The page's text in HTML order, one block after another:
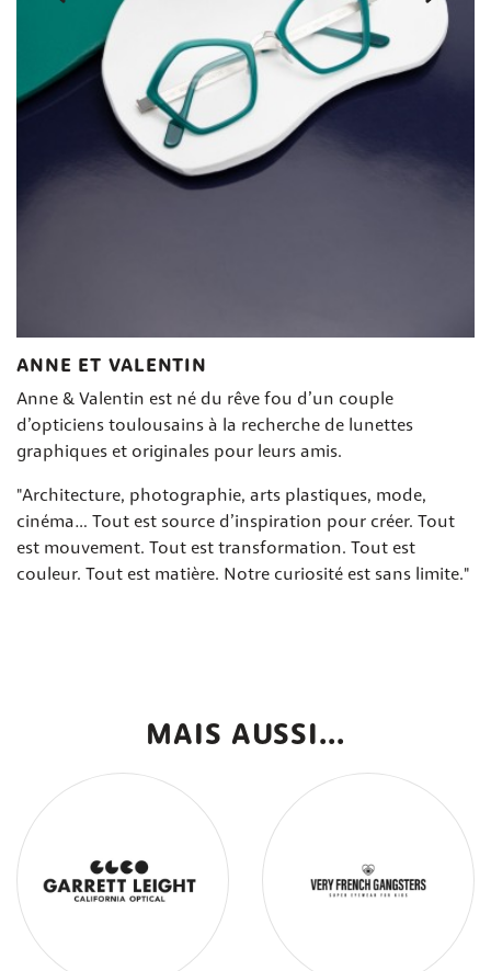
ANNE ET VALENTIN
Anne & Valentin est né du rêve fou d’un couple
d’opticiens toulousains à la recherche de lunettes
graphiques et originales pour leurs amis.
"Architecture, photographie, arts plastiques, mode,
cinéma… Tout est source d’inspiration pour créer. Tout
est mouvement. Tout est transformation. Tout est
couleur. Tout est matière. Notre curiosité est sans limite."
MAIS AUSSI...